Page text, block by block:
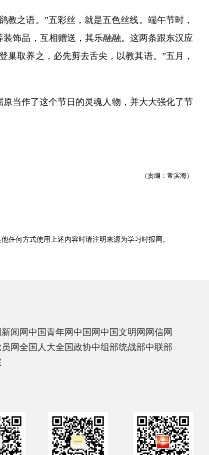
之语。”五彩丝，就是五色丝线。端午节时，
饰品，互相赠送，其乐融融。这两条跟东汉应
取养之，必先剪去舌尖，以教其语。”五月，
当作了这个节日的灵魂人物，并大大强化了节
（责编：常滨海）
任何方式使用上述内容时请注明来源为学习时报网 。
闻网 中国青年网 中国网 中国文明网 网信网
网 全国人大全国政协中组部统战部中联部